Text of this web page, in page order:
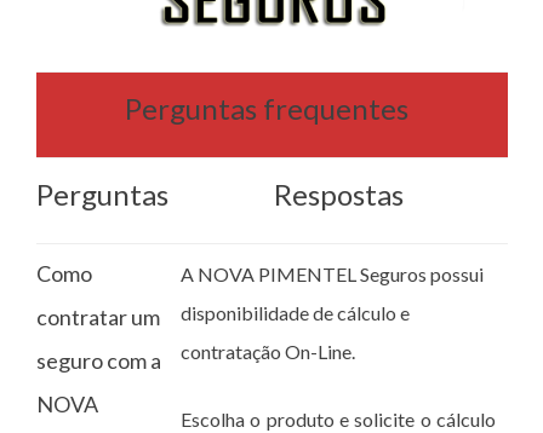
Perguntas frequentes
Perguntas Respostas
Como
contratar um
seguro com a
NOVA
A NOVA PIMENTEL Seguros possui
disponibilidade de cálculo e
contratação On-Line.
Escolha o produto e solicite o cálculo